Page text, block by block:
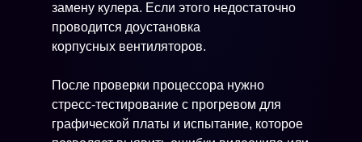
замену кулера. Если этого недостаточно
проводится доустановка
корпусных вентиляторов.
После проверки процессора нужно
стресс-тестирование с прогревом для
графической платы и испытание, которое